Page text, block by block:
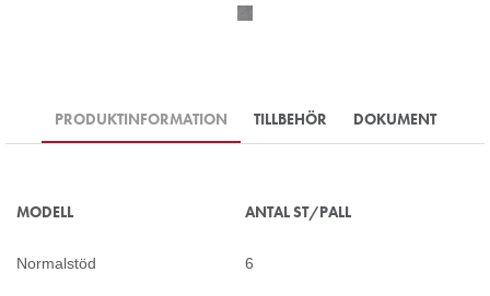
PRODUKTINFORMATION TILLBEHÖR DOKUMENT
MODELL
Normalstöd
ANTAL ST/PALL
6